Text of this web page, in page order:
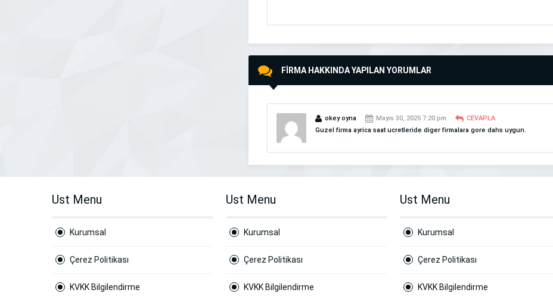
FİRMA HAKKINDA YAPILAN YORUMLAR
okey oyna Mayıs 30, 2025 7:20 pm
CEVAPLA
Guzel firma ayrica saat ucretleride diger firmalara gore dahs uygun.
Ust Menu
Kurumsal
Çerez Politikası
KVKK Bilgilendirme
Ust Menu
Kurumsal
Çerez Politikası
KVKK Bilgilendirme
Ust Menu
Kurumsal
Çerez Politikası
KVKK Bilgilendirme